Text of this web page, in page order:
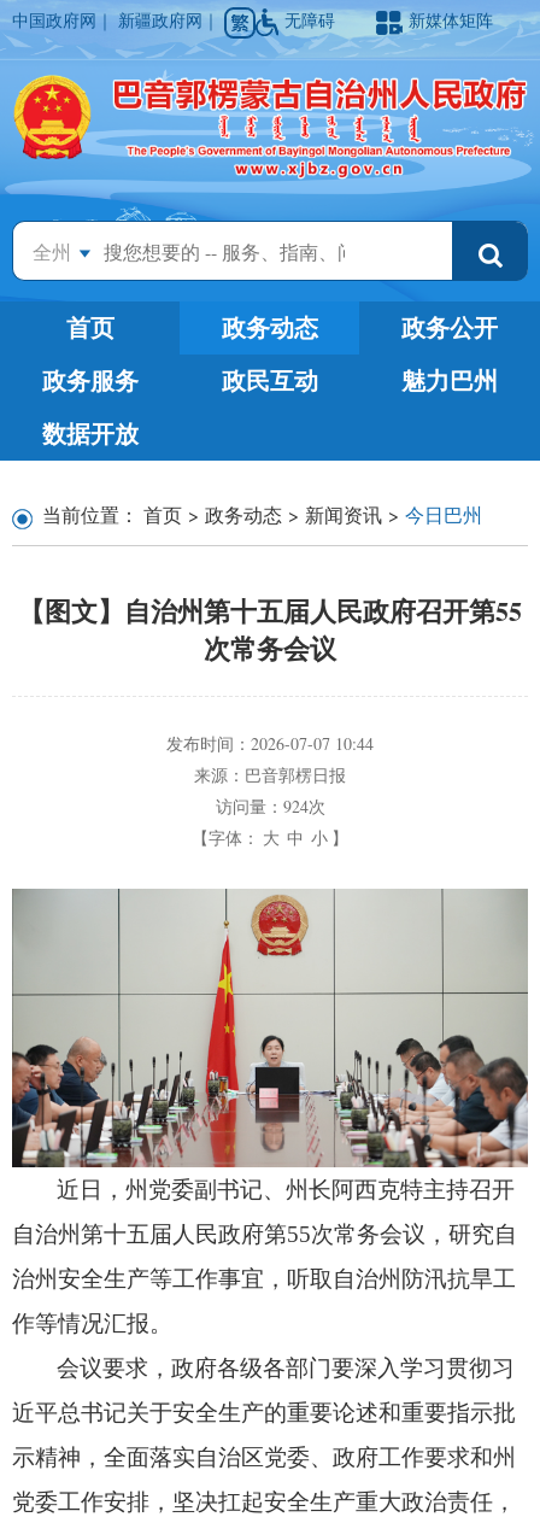
中国政府网 ｜新疆政府网 ｜ 无障碍 新媒体矩阵
全州
首页 政务动态
政务公开
政务服务
政民互动
魅力巴州
数据开放
当前位置： 首页 > 政务动态 > 新闻资讯 > 今日巴州
【图文】自治州第十五届人民政府召开第55
次常务会议
发布时间： 2026-07-07 10:44
来源： 巴音郭楞日报
访问量： 924次
【字体： 大 中 小 】
近日，州党委副书记、州长阿西克特主持召开
自治州第十五届人民政府第55次常务会议， 研究自
治州安全生产等工作事宜， 听取自治州防汛抗旱工
作等情况汇报。
会议要求，政府各级各部门要深入学习贯彻习
近平总书记关于安全生产的重要论述和重要指示批
示精神， 全面落实自治区党委、 政府工作要求和州
党委工作安排， 坚决扛起安全生产重大政治责任，